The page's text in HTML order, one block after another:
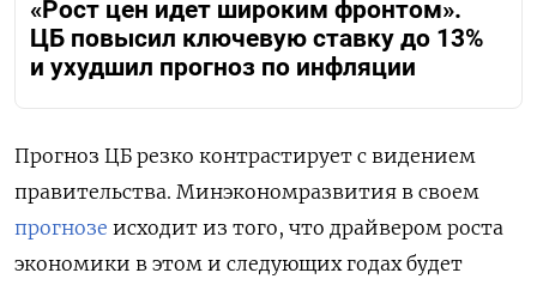
«Рост цен идет широким фронтом».
ЦБ повысил ключевую ставку до 13%
и ухудшил прогноз по инфляции
Прогноз ЦБ резко контрастирует с видением
правительства. Минэкономразвития в своем
прогнозе исходит из того, что драйвером роста
экономики в этом и следующих годах будет